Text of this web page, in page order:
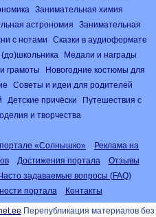
Занимательная химия
астрономия
Занимательная
с нотами
Сказки в аудиоформате
Медали и награды
грамоты
Новогодние костюмы для
Советы и идеи для родителей
Детские причёски
Путешествия с
и творчества
«Солнышко»
Реклама на
Достижения портала
Отзывы
задаваемые вопросы (FAQ)
портала
Контакты
Перепубликация материалов без